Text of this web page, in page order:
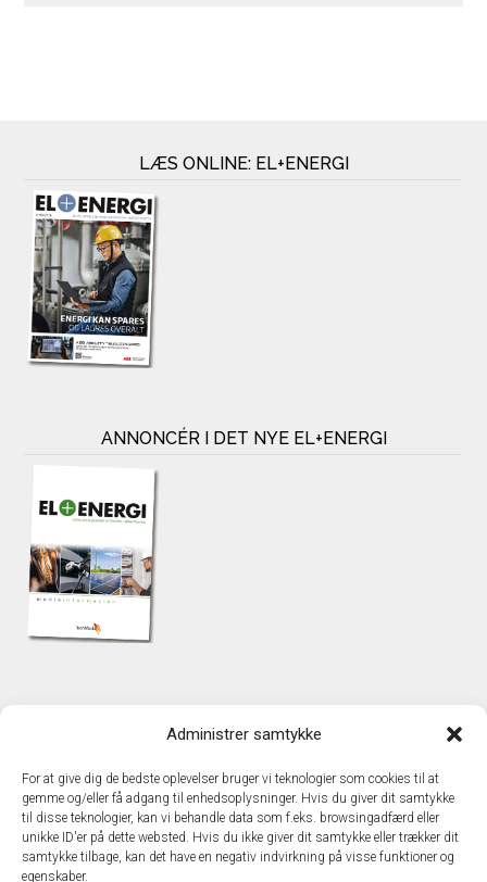
Administrer samtykke
For at give dig de bedste oplevelser bruger vi teknologier som cookies til at
gemme og/eller få adgang til enhedsoplysninger. Hvis du giver dit samtykke
til disse teknologier, kan vi behandle data som f.eks. browsingadfærd eller
unikke ID'er på dette websted. Hvis du ikke giver dit samtykke eller trækker dit
samtykke tilbage, kan det have en negativ indvirkning på visse funktioner og
egenskaber.
LÆS ONLINE: EL+ENERGI
ANNONCÉR I DET NYE EL+ENERGI
TechMedia A/S
DK – 2600 Glostrup
www.techmedia.dk
Telefon: +45 43 24 26 28
E-mail:info@techmedia.dk